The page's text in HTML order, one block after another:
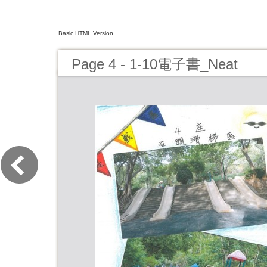
Basic HTML Version
Page 4 - 1-10電子書_Neat